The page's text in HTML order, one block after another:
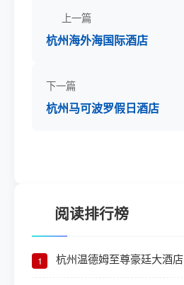
上一篇
杭州海外海国际酒店
下一篇
杭州马可波罗假日酒店
阅读排行榜
1 杭州温德姆至尊豪廷大酒店